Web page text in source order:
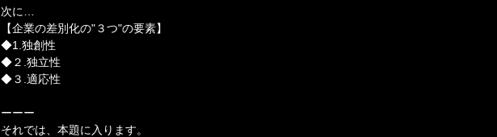
次に…
【企業の差別化の"３つ"の要素】
◆1.独創性
◆２.独立性
◆３.適応性
ーーー
それでは、本題に入ります。